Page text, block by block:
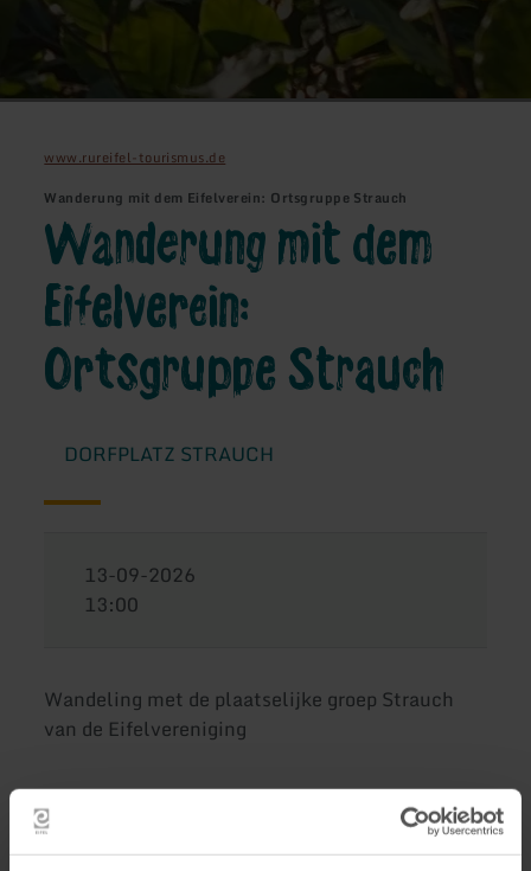
www.rureifel-tourismus.de
Wanderung mit dem Eifelverein: Ortsgruppe Strauch
Wanderung mit dem
Eifelverein:
Ortsgruppe Strauch
DORFPLATZ STRAUCH
13-09-2026
13:00
Wandeling met de plaatselijke groep Strauch
van de Eifelvereniging
Wandeling: Rondom het Büttgenbacher Meer